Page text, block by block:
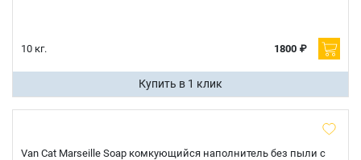
10 кг. 1800 ₽
Купить в 1 клик
Van Cat Marseille Soap комкующийся наполнитель без пыли с